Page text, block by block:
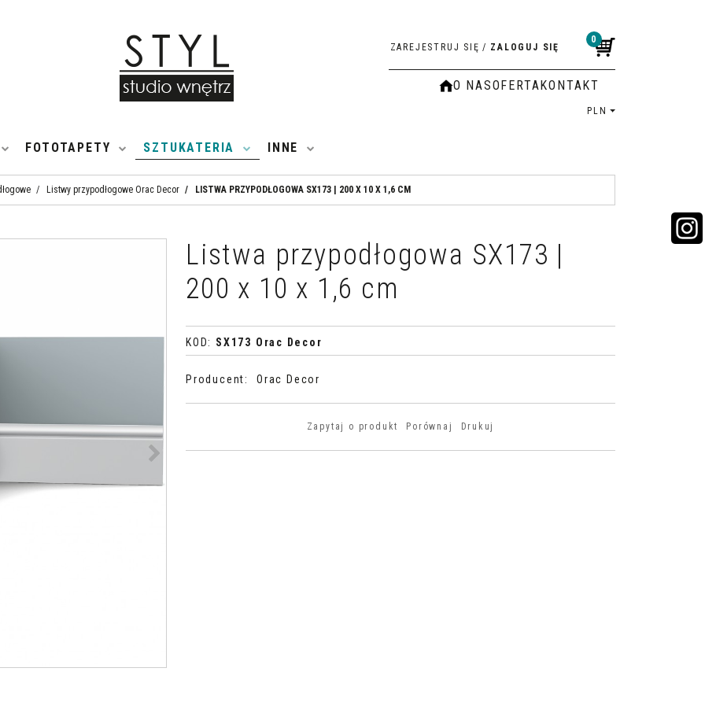
0
ZAREJESTRUJ SIĘ / ZALOGUJ SIĘ
O NASOFERTAKONTAKT
PLN
FOTOTAPETY SZTUKATERIA INNE
/ Listwy przypodłogowe Orac Decor / LISTWA PRZYPODŁOGOWA SX173 | 200 X 10 X 1,6 CM
>
Listwa przypodłogowa SX173 |
200 x 10 x 1,6 cm
KOD: SX173 Orac Decor
Producent: Orac Decor
Zapytaj o produkt Porównaj Drukuj